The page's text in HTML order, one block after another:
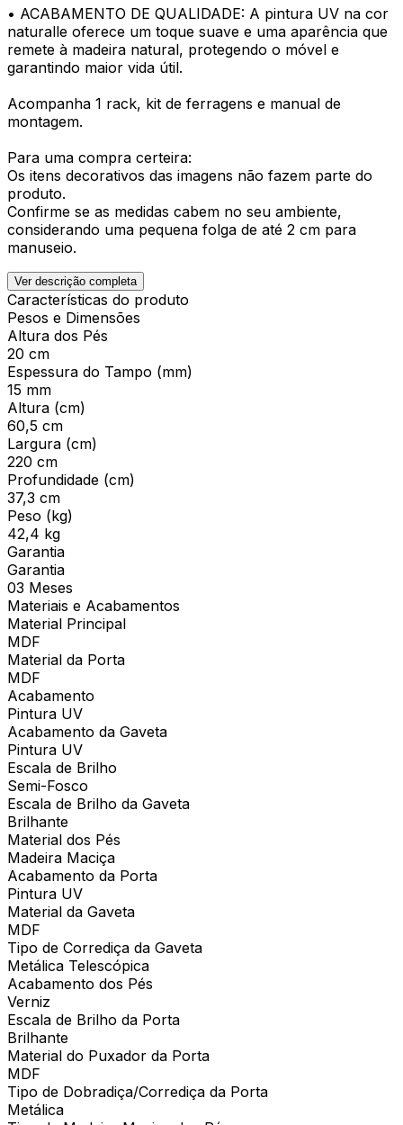
• ACABAMENTO DE QUALIDADE: A pintura UV na cor
naturalle oferece um toque suave e uma aparência que
remete à madeira natural, protegendo o móvel e
garantindo maior vida útil.
Acompanha 1 rack, kit de ferragens e manual de
montagem.
Para uma compra certeira:
Os itens decorativos das imagens não fazem parte do
produto.
Confirme se as medidas cabem no seu ambiente,
considerando uma pequena folga de até 2 cm para
manuseio.
Ver descrição completa
Características do produto
Pesos e Dimensões
Altura dos Pés
20 cm
Espessura do Tampo (mm)
15 mm
Altura (cm)
60,5 cm
Largura (cm)
220 cm
Profundidade (cm)
37,3 cm
Peso (kg)
42,4 kg
Garantia
Garantia
03 Meses
Materiais e Acabamentos
Material Principal
MDF
Material da Porta
MDF
Acabamento
Pintura UV
Acabamento da Gaveta
Pintura UV
Escala de Brilho
Semi-Fosco
Escala de Brilho da Gaveta
Brilhante
Material dos Pés
Madeira Maciça
Acabamento da Porta
Pintura UV
Material da Gaveta
MDF
Tipo de Corrediça da Gaveta
Metálica Telescópica
Acabamento dos Pés
Verniz
Escala de Brilho da Porta
Brilhante
Material do Puxador da Porta
MDF
Tipo de Dobradiça/Corrediça da Porta
Metálica